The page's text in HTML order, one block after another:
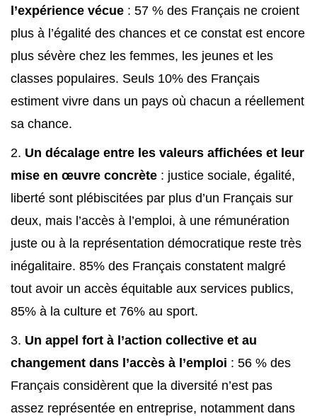
l’expérience vécue : 57 % des Français ne croient
plus à l’égalité des chances et ce constat est encore
plus sévère chez les femmes, les jeunes et les
classes populaires. Seuls 10% des Français
estiment vivre dans un pays où chacun a réellement
sa chance.
Un décalage entre les valeurs affichées et leur
mise en œuvre concrète : justice sociale, égalité,
liberté sont plébiscitées par plus d’un Français sur
deux, mais l’accès à l’emploi, à une rémunération
juste ou à la représentation démocratique reste très
inégalitaire. 85% des Français constatent malgré
tout avoir un accès équitable aux services publics,
85% à la culture et 76% au sport.
Un appel fort à l’action collective et au
changement dans l’accès à l’emploi : 56 % des
Français considèrent que la diversité n’est pas
assez représentée en entreprise, notamment dans